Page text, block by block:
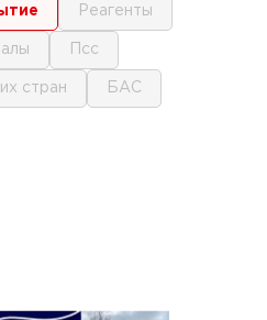
реагенты
псс
стран БАС